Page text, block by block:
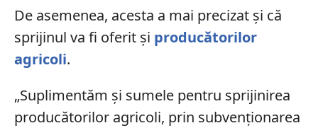
De asemenea, acesta a mai precizat și că
sprijinul va fi oferit și producătorilor
agricoli.
„Suplimentăm şi sumele pentru sprijinirea
producătorilor agricoli, prin subvenţionarea